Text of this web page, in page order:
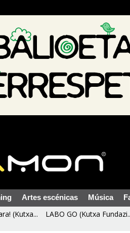
Artes escénicas Música
(Kutxa... LABO GO (Kutxa